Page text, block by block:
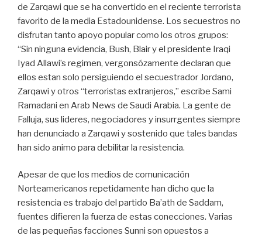
de Zarqawi que se ha convertido en el reciente terrorista
favorito de la media Estadounidense. Los secuestros no
disfrutan tanto apoyo popular como los otros grupos:
“Sin ninguna evidencia, Bush, Blair y el presidente Iraqi
Iyad Allawi’s regimen, vergonsózamente declaran que
ellos estan solo persiguiendo el secuestrador Jordano,
Zarqawi y otros “terroristas extranjeros,” escribe Sami
Ramadani en Arab News de Saudi Arabia. La gente de
Falluja, sus lideres, negociadores y insurrgentes siempre
han denunciado a Zarqawi y sostenido que tales bandas
han sido animo para debilitar la resistencia.
Apesar de que los medios de comunicación
Norteamericanos repetidamente han dicho que la
resistencia es trabajo del partido Ba’ath de Saddam,
fuentes difieren la fuerza de estas conecciones. Varias
de las pequeñas facciones Sunni son opuestos a